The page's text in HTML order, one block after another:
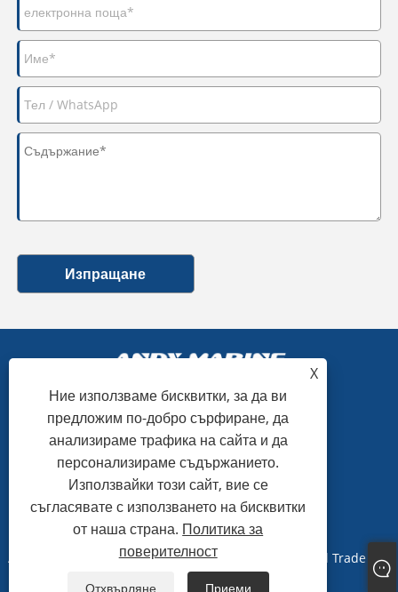
Изпращане
+86-15865772126
andy@hardwaremarine.com
Авторско право © 2023 Shandong Power Industry and Trade Co.,
Ltd. Всички права запазени.
X
Ние използваме бисквитки, за да ви
предложим по-добро сърфиране, да
анализираме трафика на сайта и да
персонализираме съдържанието.
Използвайки този сайт, вие се
съгласявате с използването на бисквитки
от наша страна. Политика за
поверителност
Отхвърляне Приеми